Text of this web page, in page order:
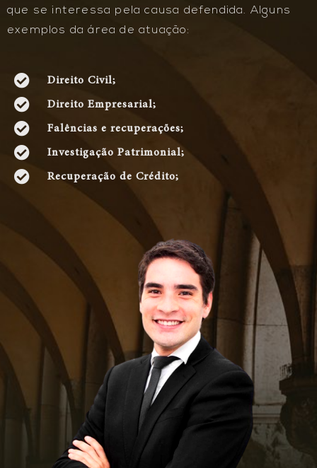
que se interessa pela causa defendida. Alguns
exemplos da área de atuação:
Direito Civil;
Direito Empresarial;
Falências e recuperações;
Investigação Patrimonial;
Recuperação de Crédito;